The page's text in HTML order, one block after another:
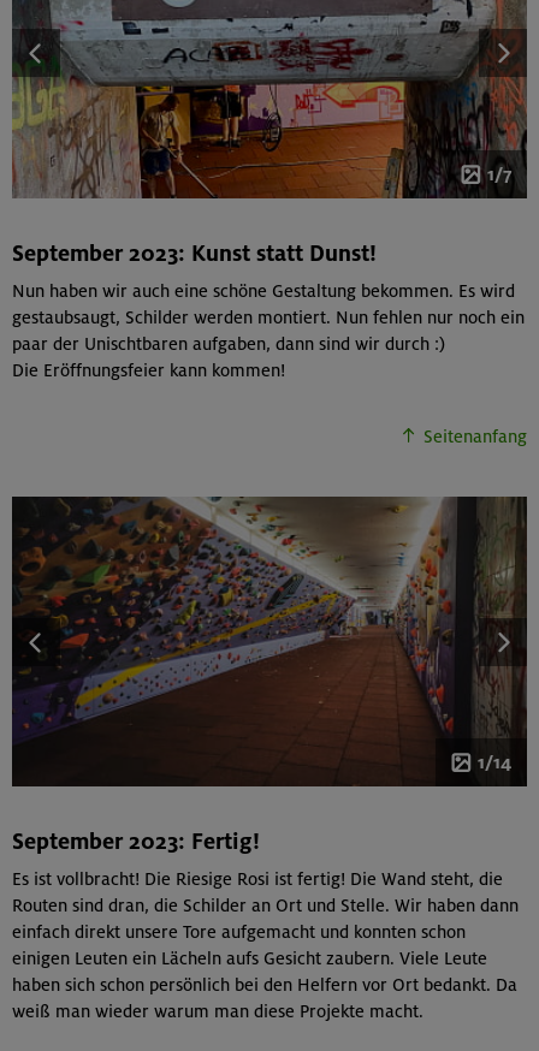
1/7
September 2023: Kunst statt Dunst!
Nun haben wir auch eine schöne Gestaltung bekommen. Es wird
gestaubsaugt, Schilder werden montiert. Nun fehlen nur noch ein
paar der Unischtbaren aufgaben, dann sind wir durch :)
Die Eröffnungsfeier kann kommen!
Seitenanfang
1/14
September 2023: Fertig!
Es ist vollbracht! Die Riesige Rosi ist fertig! Die Wand steht, die
Routen sind dran, die Schilder an Ort und Stelle. Wir haben dann
einfach direkt unsere Tore aufgemacht und konnten schon
einigen Leuten ein Lächeln aufs Gesicht zaubern. Viele Leute
haben sich schon persönlich bei den Helfern vor Ort bedankt. Da
weiß man wieder warum man diese Projekte macht.